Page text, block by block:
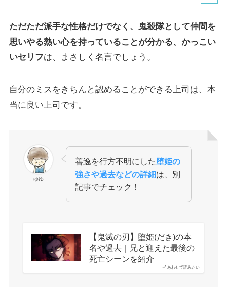
ただただ派手な性格だけでなく、
鬼殺隊として仲間を
思いやる熱い心を持っていることが分かる、かっこい
いセリフは、まさしく名言でしょう。
自分のミスをきちんと認めることができる上司は、本
当に良い上司です。
ゆゆ
善逸を行方不明にした 堕姫の
強さや過去などの詳細は、別
記事でチェック！
あわせて読みたい
【鬼滅の刃】堕姫(だき)の本
名や過去｜兄と迎えた最後の
死亡シーンを紹介